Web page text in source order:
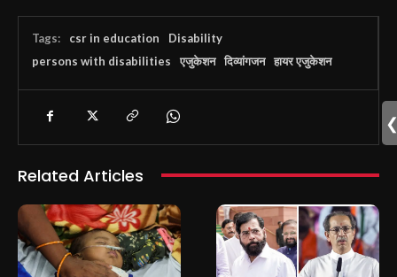
Tags: csr in education
Disability
persons with disabilities
एजुकेशन दिव्यांगजन हायर एजुकेशन
Related Articles